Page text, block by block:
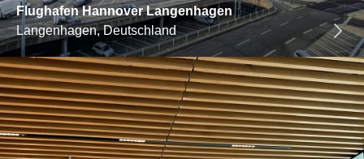
Flughafen Hannover Langenhagen
Langenhagen, Deutschland